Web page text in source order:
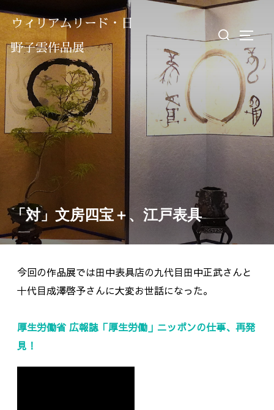
ウィリアムリード・日
野子雲作品展
「対」文房四宝＋、江戸表具
今回の作品展では田中表具店の九代目田中正武さんと
十代目成澤啓予さんに大変お世話になった。
厚生労働省 広報誌「厚生労働」ニッポンの仕事、再発
見！